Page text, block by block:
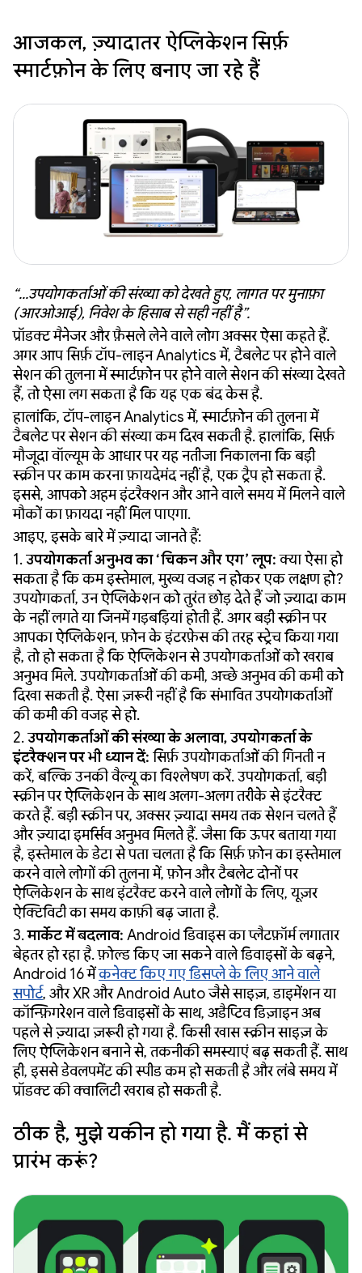
आजकल, ज़्यादातर ऐप्लिकेशन सिर्फ़
स्मार्टफ़ोन के लिए बनाए जा रहे हैं
“...उपयोगकर्ताओं की संख्या को देखते हुए, लागत पर मुनाफ़ा
(आरओआई), निवेश के हिसाब से सही नहीं है”.
प्रॉडक्ट मैनेजर और फ़ैसले लेने वाले लोग अक्सर ऐसा कहते हैं.
अगर आप सिर्फ़ टॉप-लाइन Analytics में, टैबलेट पर होने वाले
सेशन की तुलना में स्मार्टफ़ोन पर होने वाले सेशन की संख्या देखते
हैं, तो ऐसा लग सकता है कि यह एक बंद केस है.
हालांकि, टॉप-लाइन Analytics में, स्मार्टफ़ोन की तुलना में
टैबलेट पर सेशन की संख्या कम दिख सकती है. हालांकि, सिर्फ़
मौजूदा वॉल्यूम के आधार पर यह नतीजा निकालना कि बड़ी
स्क्रीन पर काम करना फ़ायदेमंद नहीं है, एक ट्रैप हो सकता है.
इससे, आपको अहम इंटरैक्शन और आने वाले समय में मिलने वाले
मौकों का फ़ायदा नहीं मिल पाएगा.
आइए, इसके बारे में ज़्यादा जानते हैं:
1.उपयोगकर्ता अनुभव का ‘चिकन और एग’ लूप:क्या ऐसा हो
सकता है कि कम इस्तेमाल, मुख्य वजह न होकर एक लक्षण हो?
उपयोगकर्ता, उन ऐप्लिकेशन को तुरंत छोड़ देते हैं जो ज़्यादा काम
के नहीं लगते या जिनमें गड़बड़ियां होती हैं. अगर बड़ी स्क्रीन पर
आपका ऐप्लिकेशन, फ़ोन के इंटरफ़ेस की तरह स्ट्रेच किया गया
है, तो हो सकता है कि ऐप्लिकेशन से उपयोगकर्ताओं को खराब
अनुभव मिले. उपयोगकर्ताओं की कमी, अच्छे अनुभव की कमी को
दिखा सकती है. ऐसा ज़रूरी नहीं है कि संभावित उपयोगकर्ताओं
की कमी की वजह से हो.
2.उपयोगकर्ताओं की संख्या के अलावा, उपयोगकर्ता के
इंटरैक्शन पर भी ध्यान दें: सिर्फ़ उपयोगकर्ताओं की गिनती न
करें, बल्कि उनकी वैल्यू का विश्लेषण करें. उपयोगकर्ता, बड़ी
स्क्रीन पर ऐप्लिकेशन के साथ अलग-अलग तरीके से इंटरैक्ट
करते हैं. बड़ी स्क्रीन पर, अक्सर ज़्यादा समय तक सेशन चलते हैं
और ज़्यादा इमर्सिव अनुभव मिलते हैं. जैसा कि ऊपर बताया गया
है, इस्तेमाल के डेटा से पता चलता है कि सिर्फ़ फ़ोन का इस्तेमाल
करने वाले लोगों की तुलना में, फ़ोन और टैबलेट दोनों पर
ऐप्लिकेशन के साथ इंटरैक्ट करने वाले लोगों के लिए, यूज़र
ऐक्टिविटी का समय काफ़ी बढ़ जाता है.
3.मार्केट में बदलाव: Android डिवाइस का प्लैटफ़ॉर्म लगातार
बेहतर हो रहा है. फ़ोल्ड किए जा सकने वाले डिवाइसों के बढ़ने,
Android 16 मेंकनेक्ट किए गए डिसप्ले के लिए आने वाले
सपोर्ट, और XR और Android Auto जैसे साइज़, डाइमेंशन या
कॉन्फ़िगरेशन वाले डिवाइसों के साथ, अडैप्टिव डिज़ाइन अब
पहले से ज़्यादा ज़रूरी हो गया है. किसी खास स्क्रीन साइज़ के
लिए ऐप्लिकेशन बनाने से, तकनीकी समस्याएं बढ़ सकती हैं. साथ
ही, इससे डेवलपमेंट की स्पीड कम हो सकती है और लंबे समय में
प्रॉडक्ट की क्वालिटी खराब हो सकती है.
ठीक है, मुझे यकीन हो गया है. मैं कहां से
प्रारंभ करूं?